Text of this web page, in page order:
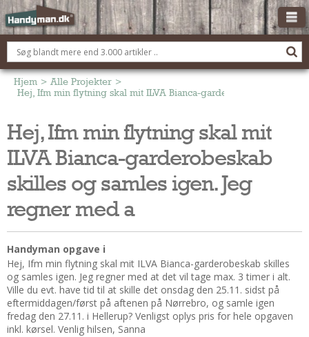
OM HANDYMAN.DK
FÅ 3 TILBUD
ANNONCERING
BOLIG KØBERÅDGIVNING
TØMRER/SNEDKER
Reparation Og Vedligehold
Alt Om Køkkenet
Om Materialer
Om Værktøj
Andet
ELEKTRIKER
Regler Og Love
Udskiftning Og Montage
Hjem > Alle Projekter >
Hej, Ifm min flytning skal mit ILVA Bianca-garderobeskab skilles
Hej, Ifm min flytning skal mit
ILVA Bianca-garderobeskab
skilles og samles igen. Jeg
regner med a
Handyman opgave i
Hej, Ifm min flytning skal mit ILVA Bianca-garderobeskab skilles
og samles igen. Jeg regner med at det vil tage max. 3 timer i alt.
Ville du evt. have tid til at skille det onsdag den 25.11. sidst på
eftermiddagen/først på aftenen på Nørrebro, og samle igen
fredag den 27.11. i Hellerup? Venligst oplys pris for hele opgaven
inkl. kørsel. Venlig hilsen, Sanna